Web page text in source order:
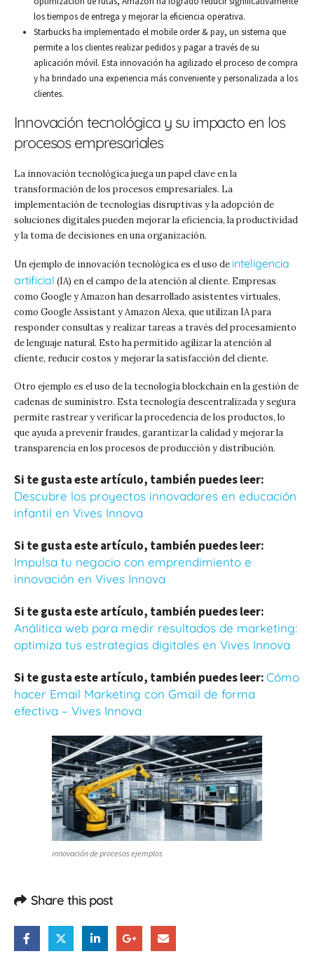
los tiempos de entrega y mejorar la eficiencia operativa.
Starbucks ha implementado el mobile order & pay, un sistema que
permite a los clientes realizar pedidos y pagar a través de su
aplicación móvil. Esta innovación ha agilizado el proceso de compra
y ha brindado una experiencia más conveniente y personalizada a los
clientes.
Innovación tecnológica y su impacto en los
procesos empresariales
La innovación tecnológica juega un papel clave en la
transformación de los procesos empresariales. La
implementación de tecnologías disruptivas y la adopción de
soluciones digitales pueden mejorar la eficiencia, la productividad
y la toma de decisiones en una organización.
Un ejemplo de innovación tecnológica es el uso de inteligencia
artificial (IA) en el campo de la atención al cliente. Empresas
como Google y Amazon han desarrollado asistentes virtuales,
como Google Assistant y Amazon Alexa, que utilizan IA para
responder consultas y realizar tareas a través del procesamiento
de lenguaje natural. Esto ha permitido agilizar la atención al
cliente, reducir costos y mejorar la satisfacción del cliente.
Otro ejemplo es el uso de la tecnología blockchain en la gestión de
cadenas de suministro. Esta tecnología descentralizada y segura
permite rastrear y verificar la procedencia de los productos, lo
que ayuda a prevenir fraudes, garantizar la calidad y mejorar la
transparencia en los procesos de producción y distribución.
Si te gusta este artículo, también puedes leer:
Descubre los proyectos innovadores en educación
infantil en Vives Innova
Si te gusta este artículo, también puedes leer:
Impulsa tu negocio con emprendimiento e
innovación en Vives Innova
Si te gusta este artículo, también puedes leer:
Análitica web para medir resultados de marketing:
optimiza tus estrategias digitales en Vives Innova
Si te gusta este artículo, también puedes leer:Cómo
hacer Email Marketing con Gmail de forma
efectiva – Vives Innova
innovación de procesos ejemplos
Share this post